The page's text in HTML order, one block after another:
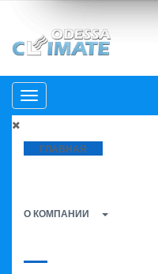
ГЛАВНАЯ
О КОМПАНИИ